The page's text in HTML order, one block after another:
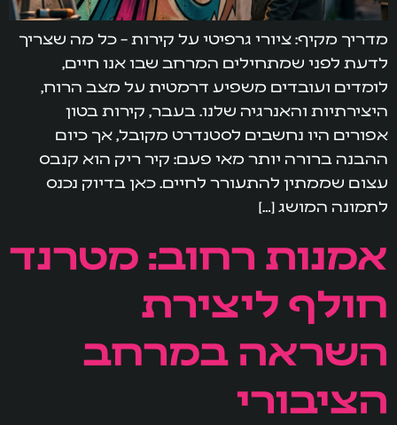
מדריך מקיף: ציורי גרפיטי על קירות – כל מה שצריך
לדעת לפני שמתחילים המרחב שבו אנו חיים,
לומדים ועובדים משפיע דרמטית על מצב הרוח,
היצירתיות והאנרגיה שלנו. בעבר, קירות בטון
אפורים היו נחשבים לסטנדרט מקובל, אך כיום
ההבנה ברורה יותר מאי פעם: קיר ריק הוא קנבס
עצום שממתין להתעורר לחיים. כאן בדיוק נכנס
לתמונה המושג […]
אמנות רחוב: מטרנד
חולף ליצירת
השראה במרחב
הציבורי